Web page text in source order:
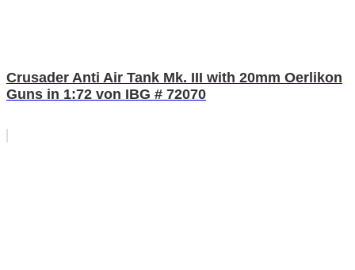
Crusader Anti Air Tank Mk. III with 20mm Oerlikon
Guns in 1:72 von IBG # 72070